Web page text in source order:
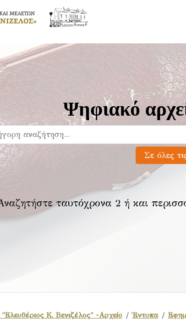
Ψηφιακό
ταυτόχρονα 2 ή και
Κ. Βενιζέλος" -Αρχείο Έντυπα